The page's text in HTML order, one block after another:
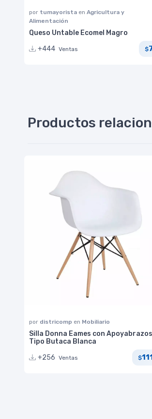
por tumayorista en Agricultura y
Alimentación
Queso Untable Ecomel Magro
+444 Ventas $
Productos
por districomp en Mobiliario
Silla Donna Eames con Apoyabrazos
Tipo Butaca Blanca
+256 Ventas $